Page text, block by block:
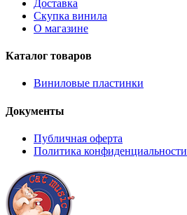
Доставка
Скупка винила
О магазине
Каталог товаров
Виниловые пластинки
Документы
Публичная оферта
Политика конфиденциальности